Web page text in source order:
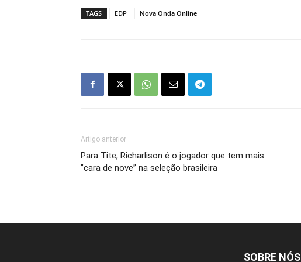
TAGS EDP Nova Onda Online
Artigo anterior
Para Tite, Richarlison é o jogador que tem mais
”cara de nove” na seleção brasileira
SOBRE NÓS